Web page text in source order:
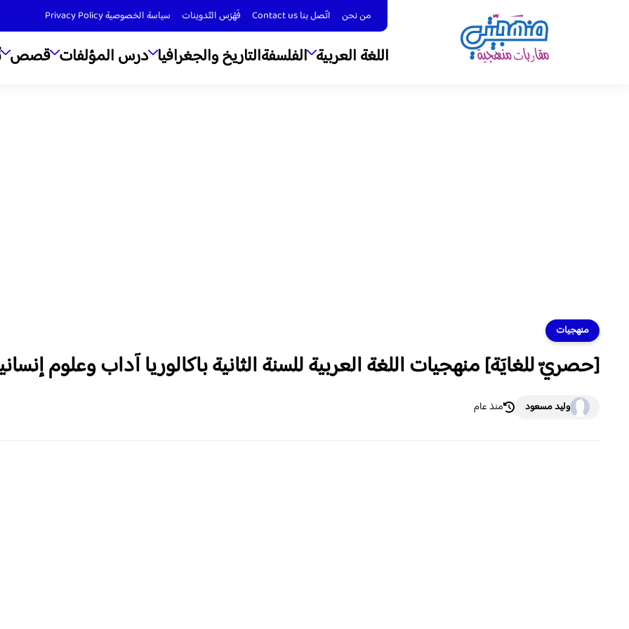
من نحن اتّصل بنا Contact us فَهْرَس التّدوينات سياسة الخصوصية Privacy Policy
اللغة العربية الفلسفةالتاريخ والجغرافيا درس المؤلفات قصص
منهجيات
[حصريّ للغايَة] منهجيات اللغة العربية للسنة الثانية باكالوريا آداب وعلوم
وليد مسعود منذ عام